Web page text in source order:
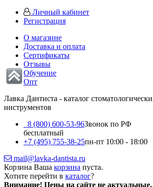
Личный кабинет
Регистрация
О магазине
Доставка и оплата
Сертификаты
Отзывы
Обучение
Опт
Лавка Дантиста - каталог
инструментов
8 (800) 600-53-96Звонок по РФ
бесплатный
+7 (495) 755-38-25пн-пт 10:00 - 18:00
mail@lavka-dantista.ru
Корзина Ваша корзина пуста.
Хотите перейти в каталог?
Внимание! Цены на сайте не